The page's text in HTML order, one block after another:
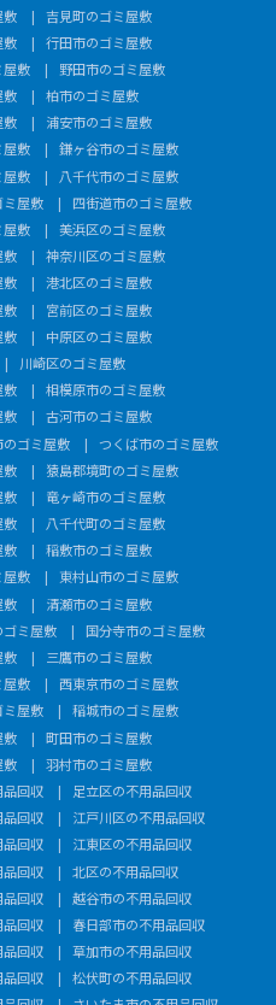
敷
吉見町のゴミ屋敷
敷
行田市のゴミ屋敷
屋敷
野田市のゴミ屋敷
敷
柏市のゴミ屋敷
敷
浦安市のゴミ屋敷
屋敷
鎌ヶ谷市のゴミ屋敷
屋敷
八千代市のゴミ屋敷
ミ屋敷
四街道市のゴミ屋敷
屋敷
美浜区のゴミ屋敷
敷
神奈川区のゴミ屋敷
敷
港北区のゴミ屋敷
敷
宮前区のゴミ屋敷
敷
中原区のゴミ屋敷
川崎区のゴミ屋敷
敷
相模原市のゴミ屋敷
敷
古河市のゴミ屋敷
ゴミ屋敷
つくば市のゴミ屋敷
敷
猿島郡境町のゴミ屋敷
敷
竜ヶ崎市のゴミ屋敷
敷
八千代町のゴミ屋敷
敷
稲敷市のゴミ屋敷
屋敷
東村山市のゴミ屋敷
敷
清瀬市のゴミ屋敷
ミ屋敷
国分寺市のゴミ屋敷
敷
三鷹市のゴミ屋敷
屋敷
西東京市のゴミ屋敷
ミ屋敷
稲城市のゴミ屋敷
敷
町田市のゴミ屋敷
敷
羽村市のゴミ屋敷
品回収
足立区の不用品回収
品回収
江戸川区の不用品回収
品回収
江東区の不用品回収
品回収
北区の不用品回収
品回収
越谷市の不用品回収
品回収
春日部市の不用品回収
品回収
草加市の不用品回収
品回収
松伏町の不用品回収